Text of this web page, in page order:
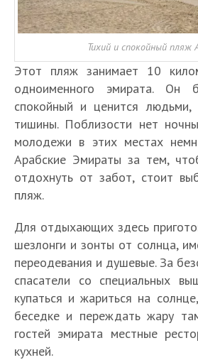
Тихий и спокойный пляж
Этот пляж занимает 10
одноименного эмирата. Он
спокойный и ценится
тишины. Поблизости нет
молодежи в этих местах
Арабские Эмираты за тем,
отдохнуть от забот, стоит
пляж.
Для отдыхающих здесь
шезлонги и зонты от солнца,
переодевания и душевые. За
спасатели со специальных
купаться и жариться на
беседке и переждать жару
гостей эмирата местные
кухней.